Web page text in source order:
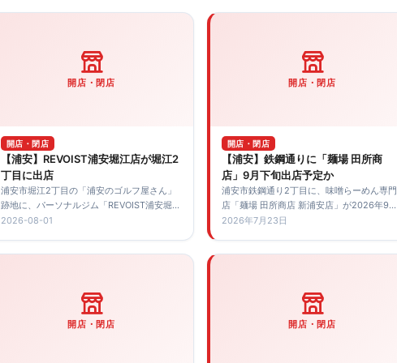
開店・閉店
開店・閉店
【浦安】REVOIST浦安堀江店が堀江2
丁目に出店
浦安市堀江2丁目の「浦安のゴルフ屋さん」
跡地に、パーソナルジム「REVOIST浦安堀江
店」が出店。公式サイトでは8月1日オープン
2026-08-01
開店・閉店
開店・閉店
【浦安】鉄鋼通りに「麺場 田所商
店」9月下旬出店予定か
浦安市鉄鋼通り2丁目に、味噌らーめん専門
店「麺場 田所商店 新浦安店」が2026年9月
下旬に出店予定であることが求人情報から判
2026年7月23日
開店・閉店 開店・閉店